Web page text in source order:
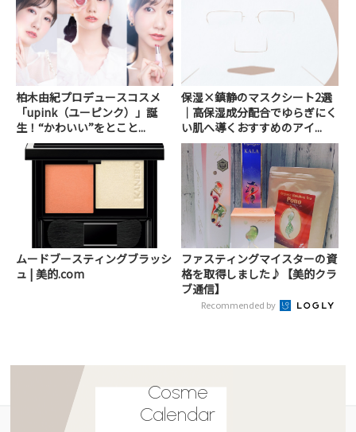
柏木由紀プロデュースコスメ
「upink（ユーピンク）」誕
生！“かわいい”をとこと...
保湿×鎮静のマスクシート2選
｜高保湿成分配合でゆらぎにく
い肌へ導くおすすめのアイ...
ムードブースティングブラッシ
ュ | 美的.com
ファスティングマイスターの資
格を取得しました♪【美的クラ
ブ通信】
Recommended by
Cosme
Calendar